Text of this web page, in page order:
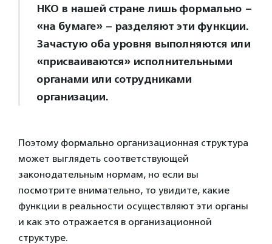
НКО в нашей стране лишь формально –
«на бумаге» – разделяют эти функции.
Зачастую оба уровня выполняются или
«присваиваются» исполнительными
органами или сотрудниками
организации.
Поэтому формально организационная структура
может выглядеть соответствующей
законодательным нормам, но если вы
посмотрите внимательно, то увидите, какие
функции в реальности осуществляют эти органы
и как это отражается в организационной
структуре.